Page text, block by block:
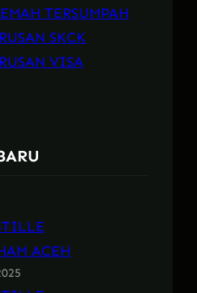
TERSUMPAH
SKCK
VISA
ACEH